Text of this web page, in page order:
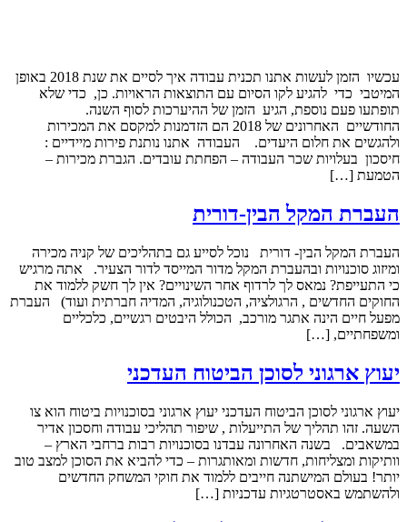
עכשיו הזמן לעשות אתנו תכנית עבודה איך לסיים את שנת 2018 באופן
המיטבי כדי להגיע לקו הסיום עם התוצאות הראויות. כן, כדי שלא
תופתעו פעם נוספת, הגיע הזמן של ההיערכות לסוף השנה.
החודשיים האחרונים של 2018 הם הזדמנות למקסם את המכירות
ולהגשים את חלום היעדים. העבודה אתנו נותנת פירות מיידיים :
חיסכון בעלויות שכר העבודה – הפחתת עובדים. הגברת מכירות –
הטמעת […]
העברת המקל הבין-דורית
העברת המקל הבין- דורית נוכל לסייע גם בתהליכים של קניה מכירה
ומיזוג סוכנויות ובהעברת המקל מדור המייסד לדור הצעיר. אתה מרגיש
כי התעייפת? נמאס לך לרדוף אחר השינויים? אין לך חשק ללמוד את
החוקים החדשים , הרגולציה, הטכנולוגיה, המדיה חברתית ועוד) העברת
מפעל חיים הינה אתגר מורכב, הכולל היבטים רגשיים, כלכליים
ומשפחתיים, […]
יעוץ ארגוני לסוכן הביטוח העדכני
יעוץ ארגוני לסוכן הביטוח העדכני יעוץ ארגוני בסוכנויות ביטוח הוא צו
השעה. זהו תהליך של התייעלות , שיפור תהליכי עבודה וחסכון אדיר
במשאבים. בשנה האחרונה עבדנו בסוכנויות רבות ברחבי הארץ –
וותיקות ומצליחות, חדשות ומאותגרות – כדי להביא את הסוכן למצב טוב
יותר! בעולם המישתנה חייבים ללמוד את חוקי המשחק החדשים
ולהשתמש באסטרטגיות עדכניות […]